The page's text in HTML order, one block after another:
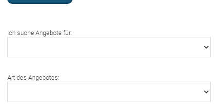
Ich suche Angebote für:
Art des Angebotes: